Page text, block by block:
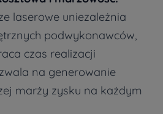
laserowe uniezależnia
podwykonawców,
czas realizacji
na generowanie
marży zysku na każdym